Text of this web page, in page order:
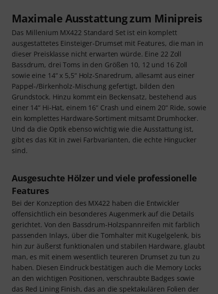
Maximale Ausstattung zum Minipreis
Das Millenium MX422 Standard Set ist ein komplett
ausgestattetes Einsteiger-Drumset mit Features, die man in
dieser Preisklasse nicht erwarten würde. Eine 22 Zoll
Bassdrum, drei Toms in den Größen 10, 12 und 16 Zoll
sowie eine 14“ x 5,5“ Holz-Snaredrum, allesamt aus einer
Pappel-/Birkenholz-Mischung gefertigt, bilden den
Grundstock. Hinzu kommt ein Beckensatz, bestehend aus
einer 14“ Hi-Hat, einem 16“ Crash und einem 20“ Ride, sowie
ein komplettes Hardware-Sortiment mitsamt Drumhocker.
Und da die Optik ebenso wichtig wie die Ausstattung ist,
gibt es das Kit in zwei Farbvarianten, die echte Hingucker
sind.
Ausgesuchte Hölzer und viele professionelle
Features
Bei der Konzeption des MX422 haben die Entwickler
offensichtlich ein besonderes Augenmerk auf die Details
gerichtet. Von den Bassdrum-Holzspannreifen mit farblich
passenden Inlays, über die Tomhalter mit Kugelgelenk, bis
hin zur äußerst funktionalen und stabilen Hardware, glaubt
man, es mit einem wesentlich teureren Drumset zu tun zu
haben. Diesen Eindruck bestätigen auch die Memory Locks
an den wichtigen Positionen, verschraubte Badges sowie
das Red Lining Finish, das an die spektakulären Folien der